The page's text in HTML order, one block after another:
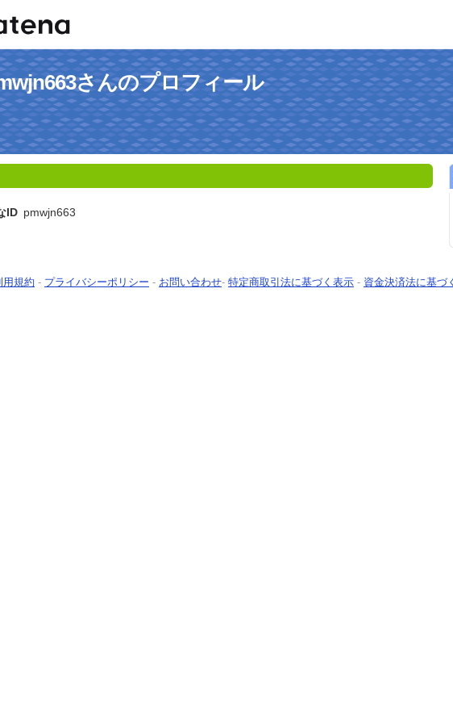
さんのプロフィール
ID pmwjn663
用規約 - プライバシーポリシー - お問い合わせ- 特定商取引法に基づく表示 - 資金決済法に基づ